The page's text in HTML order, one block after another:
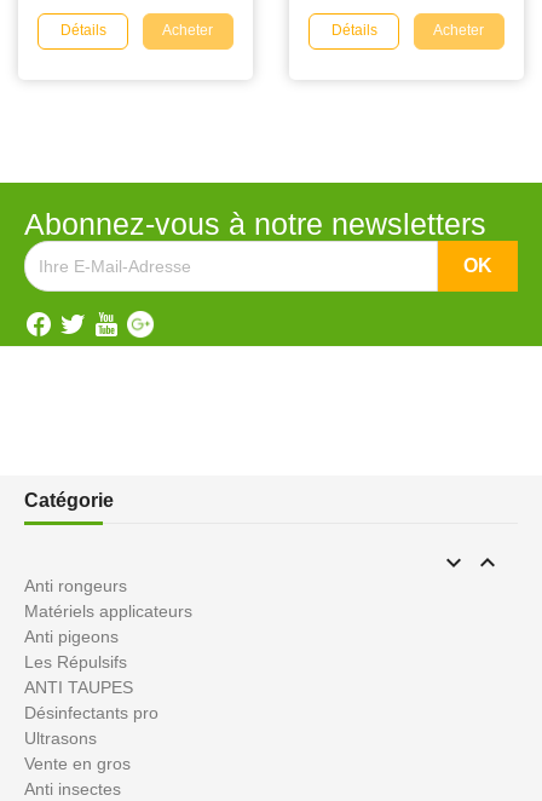
Détails Acheter Détails Acheter
Abonnez-vous à notre newsletters
Catégorie
 
Anti rongeurs
Matériels applicateurs
Anti pigeons
Les Répulsifs
ANTI TAUPES
Désinfectants pro
Ultrasons
Vente en gros
Anti insectes